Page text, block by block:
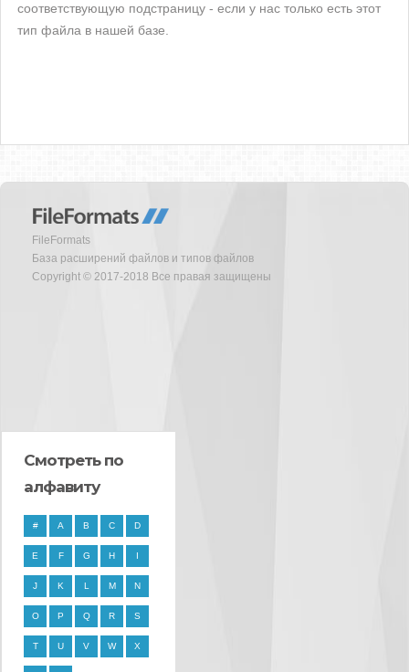
соответствующую подстраницу - если у нас только есть этот
тип файла в нашей базе.
FileFormats
База расширений файлов и типов файлов
Copyright © 2017-2018 Все правая защищены
Смотреть по
алфавиту
# A B C D
E F G H I
J K L M N
O P Q R S
T U V W X